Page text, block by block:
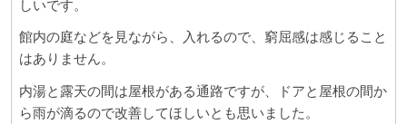
しいです。
館内の庭などを見ながら、入れるので、窮屈感は感じること
はありません。
内湯と露天の間は屋根がある通路ですが、ドアと屋根の間か
ら雨が滴るので改善してほしいとも思いました。